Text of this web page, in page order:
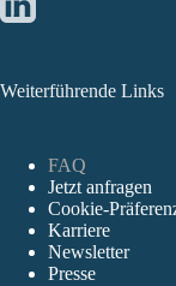
Weiterführende Links
FAQ
Jetzt anfragen
Cookie-
Karriere
Newsletter
Presse